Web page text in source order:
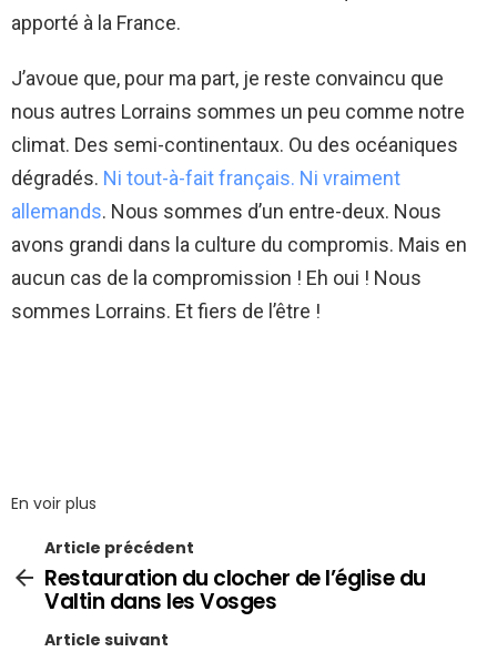
apporté à la France.
J’avoue que, pour ma part, je reste convaincu que
nous autres Lorrains sommes un peu comme notre
climat. Des semi-continentaux. Ou des océaniques
dégradés. Ni tout-à-fait français. Ni vraiment
allemands. Nous sommes d’un entre-deux. Nous
avons grandi dans la culture du compromis. Mais en
aucun cas de la compromission ! Eh oui ! Nous
sommes Lorrains. Et fiers de l’être !
En voir plus
Article précédent
Restauration du clocher de l’église du
Valtin dans les Vosges
Article suivant